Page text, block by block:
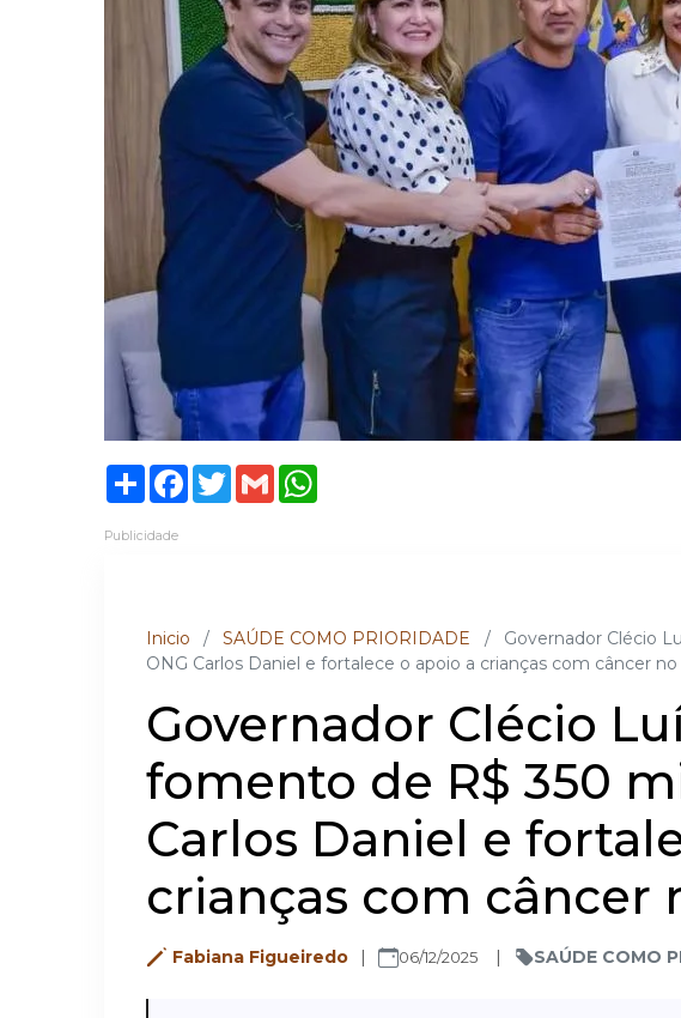
ShareFacebook
TwitterGmail
Publicidade
Inicio / SAÚDE COMO PRIORIDADE /
Governador Clécio
ONG Carlos Daniel e fortalece o apoio a crianças com câncer
Governador Clécio
fomento de R$ 350
Carlos Daniel e
crianças com câncer
Fabiana Figueiredo 06/12/2025 SAÚDE COMO